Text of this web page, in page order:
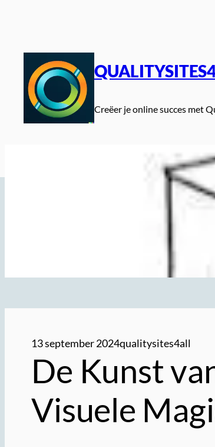
Creëer je online succes met
13 september 2024qualitysites4all
De Kunst
Visuele